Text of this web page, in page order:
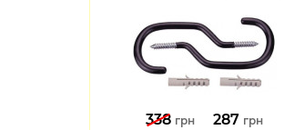
338 грн 287 грн